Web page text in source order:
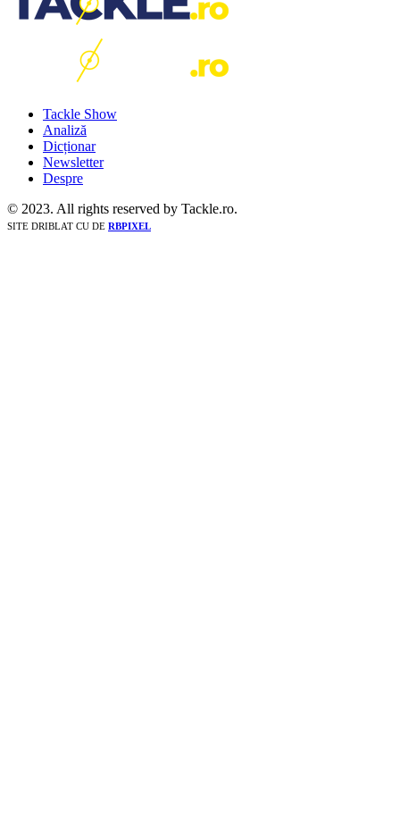
Tackle Show
Analiză
Dicționar
Newsletter
Despre
© 2023. All rights reserved by Tackle.ro.
SITE DRIBLAT CU DE RBPIXEL